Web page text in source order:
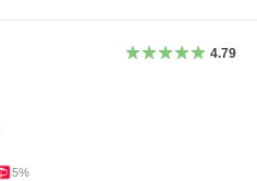
4.79
5%